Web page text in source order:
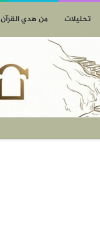
تحليلات من هدي القرآن